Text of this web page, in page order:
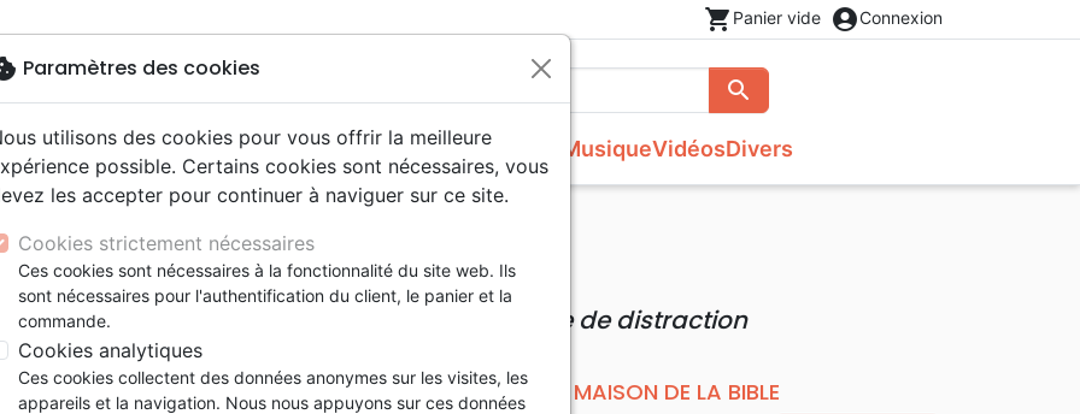
shopping_cart Panier vide account_circleConnexion
search
Rechercher
NouveautésBibles
courant
Français fondamental
Bibles d'étude
Bibles audio
Nouveaux Testaments
Livres
société, politique
adoration, louange
santé
couple
Israël, Messianique
Evangelisation
Témoignages, biographies
Romans
Jeunesse
jeunes
jeunesse
méditations jeunesse
Livres d'activités
CD Jeunesse
Enseignement jeunesse
Musique
hop
Noël, Musique de fête
Compilations
Rock
Vidéos
vraies, témoignages
reportages
Concerts, spectacles
Enseignement, conférences
Divers
cadeaux Jeux
Jésus - Se focaliser sur Jésus dans un monde de distraction
Centrés sur Jésus
Se focaliser sur Jésus dans un monde de distraction
BROWN A. STEVE
RéférenceMB3621 EAN9782826036210 Editeur MAISON DE LA BIBLE
Paramètres des cookies
utilisons des cookies pour vous offrir la meilleure
possible. Certains cookies sont nécessaires, vous
les accepter pour continuer à naviguer sur ce site.
Cookies strictement nécessaires
Ces cookies sont nécessaires à la fonctionnalité du site web. Ils
sont nécessaires pour l'authentification du client, le panier et la
commande.
Cookies analytiques
Ces cookies collectent des données anonymes sur les visites, les
appareils et la navigation. Nous nous appuyons sur ces données